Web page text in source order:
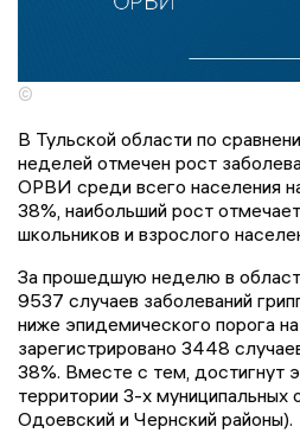
©
В Тульской области по
неделей отмечен рост
ОРВИ среди всего населения
38%, наибольший рост
школьников и взрослого
За прошедшую неделю в
9537 случаев заболеваний
ниже эпидемического порога
зарегистрировано 3448
38%. Вместе с тем, достигнут
территории 3-х муниципальных
Одоевский и Чернский районы).